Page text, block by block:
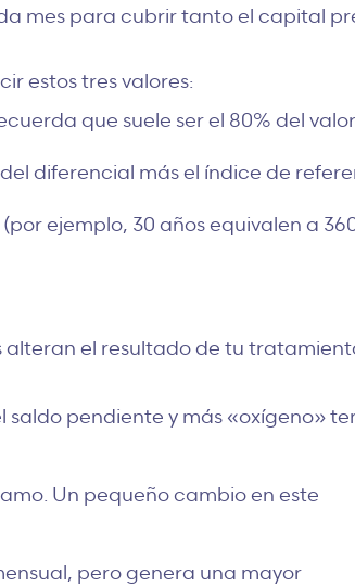
mes para cubrir tanto el capital
estos tres valores:
que suele ser el 80% del
diferencial más el índice de
ejemplo, 30 años equivalen a
el resultado de tu
saldo pendiente y más «oxígeno»
Un pequeño cambio en este
pero genera una mayor